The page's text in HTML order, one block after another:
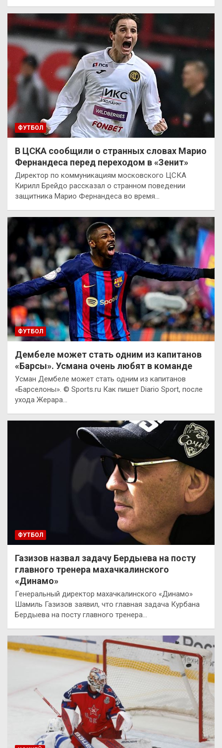
ФУТБОЛ
В ЦСКА сообщили о странных словах Марио
Фернандеса перед переходом в «Зенит»
Директор по коммуникациям московского ЦСКА
Кирилл Брейдо рассказал о странном поведении
защитника Марио Фернандеса во время…
ФУТБОЛ
Дембеле может стать одним из капитанов
«Барсы». Усмана очень любят в команде
Усман Дембеле может стать одним из капитанов
«Барселоны». © Sports.ru Как пишет Diario Sport, после
ухода Жерара…
ФУТБОЛ
Газизов назвал задачу Бердыева на посту
главного тренера махачкалинского
«Динамо»
Генеральный директор махачкалинского «Динамо»
Шамиль Газизов заявил, что главная задача Курбана
Бердыева на посту главного тренера…